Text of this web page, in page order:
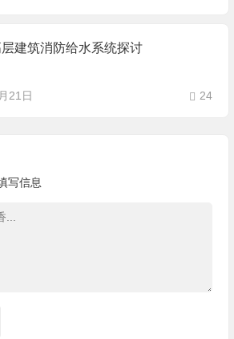
建筑消防给水系统探讨
21日 24
写信息